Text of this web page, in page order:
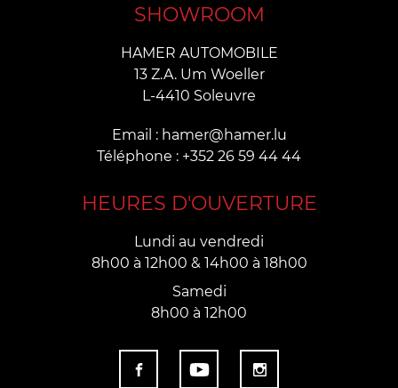
SHOWROOM
HAMER AUTOMOBILE
13 Z.A. Um Woeller
L-4410 Soleuvre
Email : hamer@hamer.lu
Téléphone : +352 26 59 44 44
HEURES D'OUVERTURE
Lundi au vendredi
8h00 à 12h00 & 14h00 à 18h00
Samedi
8h00 à 12h00